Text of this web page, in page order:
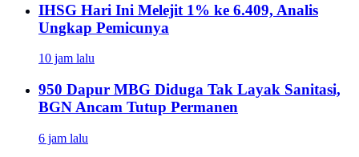
IHSG Hari Ini Melejit 1% ke 6.409, Analis
Ungkap Pemicunya
10 jam lalu
950 Dapur MBG Diduga Tak Layak Sanitasi,
BGN Ancam Tutup Permanen
6 jam lalu